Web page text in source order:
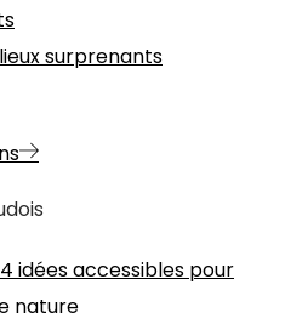
surprenants
4 idées accessibles pour
nature